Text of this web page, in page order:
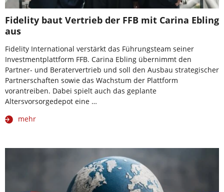
Fidelity baut Vertrieb der FFB mit Carina Ebling
aus
Fidelity International verstärkt das Führungsteam seiner
Investmentplattform FFB. Carina Ebling übernimmt den
Partner- und Beratervertrieb und soll den Ausbau strategischer
Partnerschaften sowie das Wachstum der Plattform
vorantreiben. Dabei spielt auch das geplante
Altersvorsorgedepot eine …
mehr